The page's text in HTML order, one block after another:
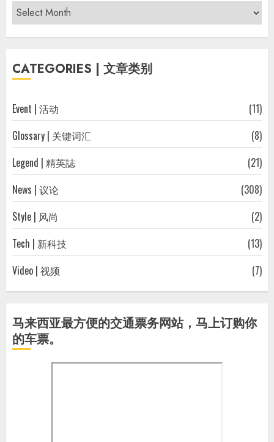
Archives
|
过
文
CATEGORIES | 文章类别
Event | 活动
(11)
Glossary | 关键词汇
(8)
Legend | 精英誌
(21)
News | 议论
(308)
Style | 风尚
(2)
Tech | 新科技
(13)
Video | 视频
(7)
马来西亚最方便的交通票务网站，马上订购你
的车票。